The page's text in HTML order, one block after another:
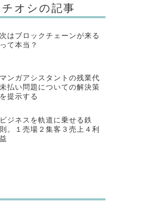
オシの記事
次はブロックチェーンが来る
って本当？
マンガアシスタントの残業代
未払い問題についての解決策
を提示する
ビジネスを軌道に乗せる鉄
則。１売場２集客３売上４利
益